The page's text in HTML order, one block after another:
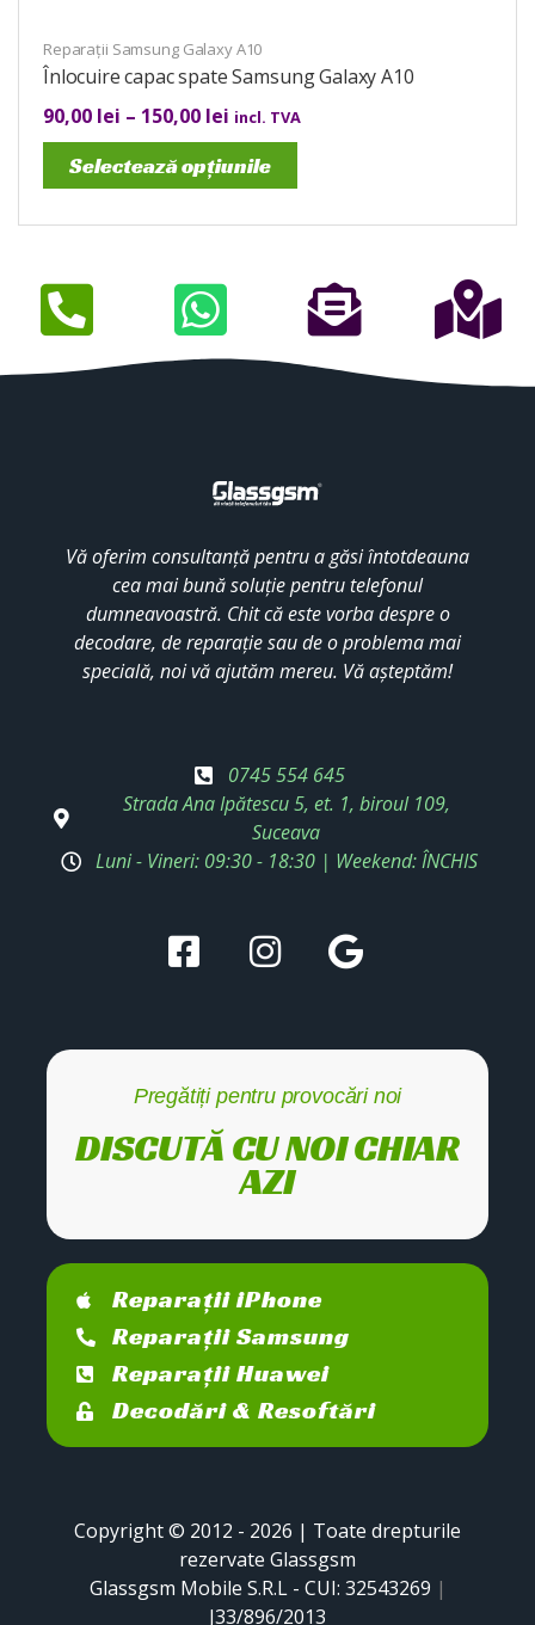
Reparații Samsung Galaxy A10
Înlocuire capac spate Samsung Galaxy A10
90,00 lei – 150,00 lei incl. TVA
Selectează opțiunile
Vă oferim consultanță pentru a găsi întotdeauna
cea mai bună soluție pentru telefonul
dumneavoastră. Chit că este vorba despre o
decodare, de reparație sau de o problema mai
specială, noi vă ajutăm mereu. Vă așteptăm!
0745 554 645
Strada Ana Ipătescu 5, et. 1, biroul 109,
Suceava
Luni - Vineri: 09:30 - 18:30 | Weekend: ÎNCHIS
Pregătiți pentru provocări noi
DISCUTĂ CU NOI CHIAR
AZI
Reparații iPhone
Reparații Samsung
Reparații Huawei
Decodări & Resoftări
Copyright © 2012 - 2026 | Toate drepturile
rezervate Glassgsm
Glassgsm Mobile S.R.L - CUI: 32543269 |
J33/896/2013